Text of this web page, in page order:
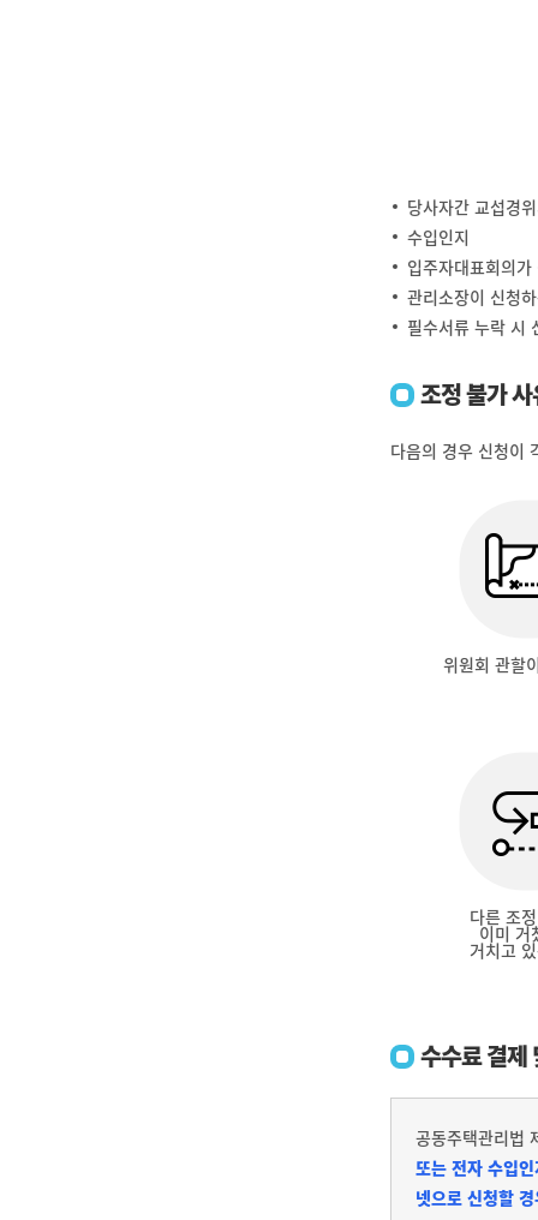
당사자간 교섭경
수입인지
입주자대표회의
관리소장이 신청
필수서류 누락 시
조정 불가
다음의 경우 신청이
위원회 관할
다른 조
이미 거
거치고
수수료 결제
공동주택관리법
또는 전자 수입
넷으로 신청할